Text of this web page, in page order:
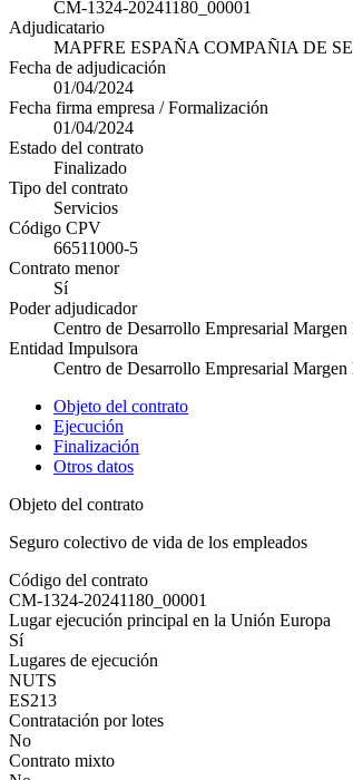
CM-1324-20241180_00001
Adjudicatario
MAPFRE ESPAÑA COMPAÑIA DE
Fecha de adjudicación
01/04/2024
Fecha firma empresa / Formalización
01/04/2024
Estado del contrato
Finalizado
Tipo del contrato
Servicios
Código CPV
66511000-5
Contrato menor
Sí
Poder adjudicador
Centro de Desarrollo Empresarial
Entidad Impulsora
Centro de Desarrollo Empresarial
Objeto del contrato
Ejecución
Finalización
Otros datos
Objeto del contrato
Seguro colectivo de vida de los empleados
Código del contrato
CM-1324-20241180_00001
Lugar ejecución principal en la Unión Europa
Sí
Lugares de ejecución
NUTS
ES213
Contratación por lotes
No
Contrato mixto